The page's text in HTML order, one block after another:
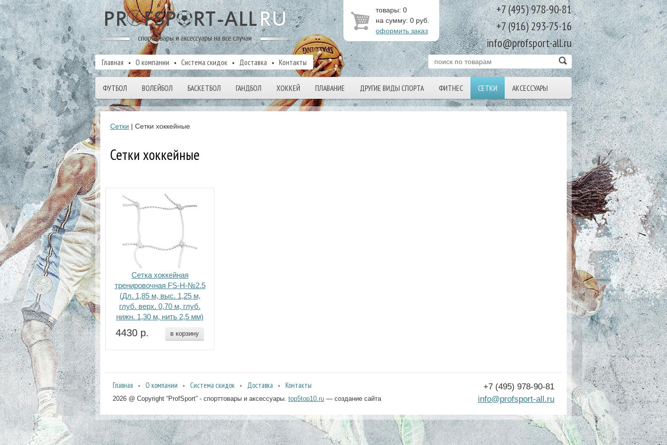
товары: 0
на сумму: 0 руб.
оформить заказ
+7 (495) 978-90-81
+7 (916) 293-75-16
info@profsport-all.ru
Главная О компании Система скидок Доставка Контакты
ФУТБОЛ ВОЛЕЙБОЛ БАСКЕТБОЛ ГАНДБОЛ ХОККЕЙ ПЛАВАНИЕ ДРУГИЕ ВИДЫ СПОРТА ФИТНЕС СЕТКИ АКСЕССУАРЫ
Сетки | Сетки хоккейные
Сетки хоккейные
Сетка хоккейная
тренировочная FS-H-№2.5
(Дл. 1,85 м, выс. 1,25 м,
глуб. верх. 0,70 м, глуб.
нижн. 1,30 м, нить 2,5 мм)
4430 р. в корзину
Главная О компании Система скидок Доставка Контакты
2026 @ Copyright “ProfSport” - спорттовары и аксессуары. top5top10.ru — создание сайта
+7 (495) 978-90-81
info@profsport-all.ru